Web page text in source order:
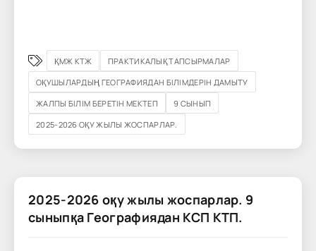
ҚМЖ КТЖ
ПРАКТИКАЛЫҚ ТАПСЫРМАЛАР
ОҚУШЫЛАРДЫҢ ГЕОГРАФИЯДАН БІЛІМДЕРІН ДАМЫТУ
ЖАЛПЫ БІЛІМ БЕРЕТІН МЕКТЕП
9 СЫНЫП
2025-2026 ОҚУ ЖЫЛЫ ЖОСПАРЛАР.
2025-2026 оқу жылы жоспарлар. 9
сыныпқа Географиядан КСП КТП.